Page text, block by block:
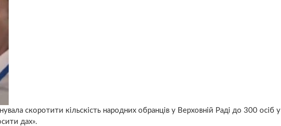
скоротити кільскість народних обранців у Верховній Раді до 300 осіб у
дах».